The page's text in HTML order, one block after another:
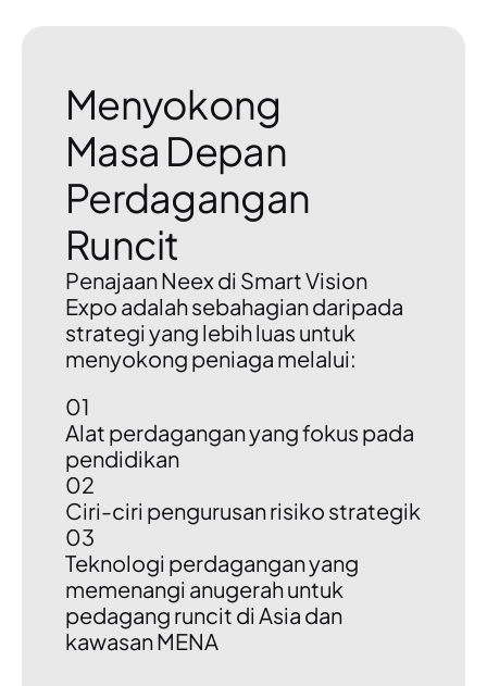
Menyokong
Masa Depan
Perdagangan
Runcit
Penajaan Neex di Smart Vision
Expo adalah sebahagian daripada
strategi yang lebih luas untuk
menyokong peniaga melalui:
01
Alat perdagangan yang fokus pada
pendidikan
02
Ciri-ciri pengurusan risiko strategik
03
Teknologi perdagangan yang
memenangi anugerah untuk
pedagang runcit di Asia dan
kawasan MENA